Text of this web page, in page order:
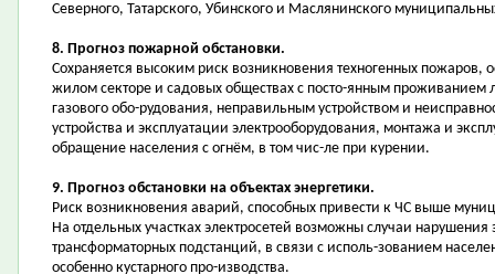
Северного, Татарского, Убинского и Маслянинского
8. Прогноз пожарной обстановки.
Сохраняется высоким риск возникновения техногенных пожаров,
жилом секторе и садовых обществах с посто-янным проживанием
газового обо-рудования, неправильным устройством и
устройства и эксплуатации электрооборудования, монтажа и
обращение населения с огнём, в том чис-ле при курении.
9. Прогноз обстановки на объектах энергетики.
Риск возникновения аварий, способных привести к ЧС выше
На отдельных участках электросетей возможны случаи
трансформаторных подстанций, в связи с исполь-зованием
особенно кустарного про-изводства.